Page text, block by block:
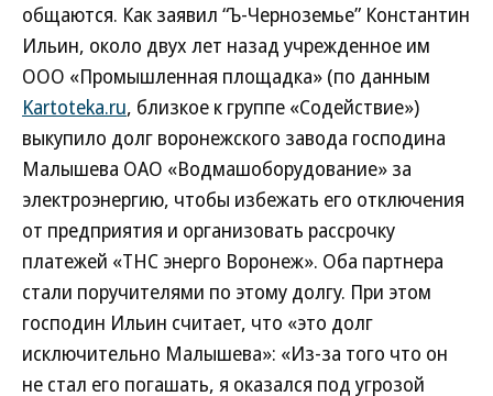
общаются. Как заявил “Ъ-Черноземье” Константин
Ильин, около двух лет назад учрежденное им
ООО «Промышленная площадка» (по данным
Kartoteka.ru, близкое к группе «Содействие»)
выкупило долг воронежского завода господина
Малышева ОАО «Водмашоборудование» за
электроэнергию, чтобы избежать его отключения
от предприятия и организовать рассрочку
платежей «ТНС энерго Воронеж». Оба партнера
стали поручителями по этому долгу. При этом
господин Ильин считает, что «это долг
исключительно Малышева»: «Из-за того что он
не стал его погашать, я оказался под угрозой